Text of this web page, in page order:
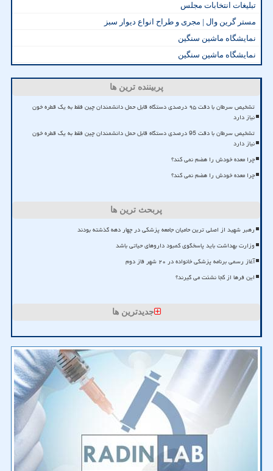
تبلیغات انتخابات مجلس
مستر گرین وال | مجری و طراح انواع دیوار سبز
نمایشگاه ماشین سنگین
نمایشگاه ماشین سنگین
پربیننده ترین ها
تشخیص سرطان با دقت ۹۵ درصدی دستگاه قابل حمل دانشمندان چین فقط به یک قطره خون
نیاز دارد
تشخیص سرطان با دقت 95 درصدی دستگاه قابل حمل دانشمندان چین فقط به یک قطره خون
نیاز دارد
چرا معده خودش را هضم نمی کند؟
چرا معده خودش را هضم نمی کند؟
پربحث ترین ها
رهبر شهید از اصلی ترین حامیان جامعه پزشکی در چهار دهه گذشته بودند
وزارت بهداشت باید پاسخگوی کمبود داروهای حیاتی باشد
آغاز رسمی برنامه پزشکی خانواده در ۲۰ شهر فاز دوم
این فرها از کجا نشئت می گیرند؟
جدیدترین ها